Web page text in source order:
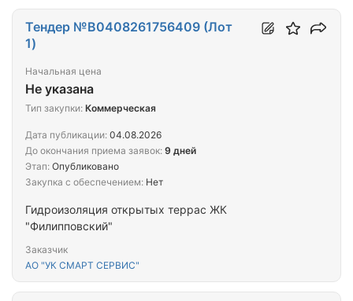
Гидроизоляция открытых террас ЖК
"Филипповский"
Заказчик
АО "УК СМАРТ СЕРВИС"
Тендер №B0408261756409 (Лот
1)
Начальная цена
Не указана
Тип закупки: Коммерческая
Дата публикации: 04.08.2026
До окончания приема заявок: 9 дней
Этап: Опубликовано
Закупка с обеспечением: Нет